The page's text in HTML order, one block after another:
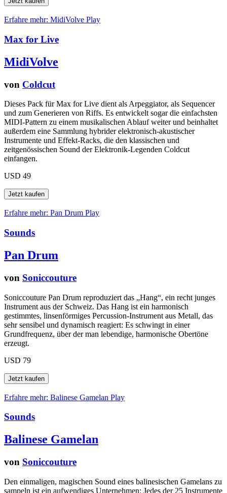
Erfahre mehr: MidiVolve Play
Max for Live
MidiVolve
von Coldcut
Dieses Pack für Max for Live dient als Arpeggiator, als Sequencer
und zum Generieren von Riffs. Es entwickelt sogar die einfachsten
MIDI-Pattern zu einem musikalischen Ablauf weiter und beinhaltet
außerdem eine Sammlung hybrider elektronisch-akustischer
Instrumente und Effekt-Racks, die den klassischen und
zeitgenössischen Sound der Elektronik-Legenden Coldcut
einfangen.
USD 49
Erfahre mehr: Pan Drum Play
Sounds
Pan Drum
von Soniccouture
Soniccouture Pan Drum reproduziert das „Hang“, ein recht junges
Instrument aus der Schweiz. Das Hang ist ein harmonisch
gestimmtes, linsenförmiges Percussion-Instrument aus Metall, das
sehr sensibel und dynamisch reagiert: Es schwingt in einer
Grundfrequenz, über der man lebendige, harmonische Obertöne
erzeugt.
USD 79
Erfahre mehr: Balinese Gamelan Play
Sounds
Balinese Gamelan
von Soniccouture
Den einmaligen, magischen Sound eines balinesischen Gamelans zu
sampeln ist ein aufwendiges Unternehmen: Jedes der 25 Instrumente